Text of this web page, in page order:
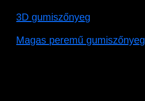
3D gumiszőnyeg
Magas peremű gumiszőnyeg